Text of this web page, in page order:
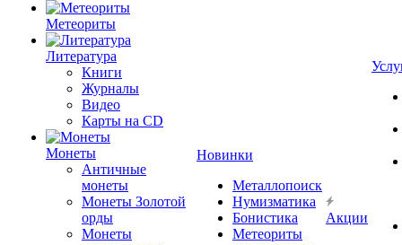
Метеориты
Литература
Книги
Журналы
Видео
Карты на CD
Монеты
Античные
монеты
Монеты Золотой
орды
Монеты
Новинки
Металлопоиск
Нумизматика
Бонистика
Метеориты
Акции